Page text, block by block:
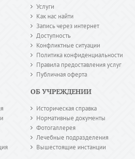
Услуги
Как нас найти
Запись через интернет
Доступность
Конфликтные ситуации
Политика конфиденциальности
Правила предоставления услуг
Публичная оферта
ОБ УЧРЕЖДЕНИИ
Историческая справка
Нормативные документы
Фотогаллерея
Лечебные подразделения
Вышестоящие инстанции